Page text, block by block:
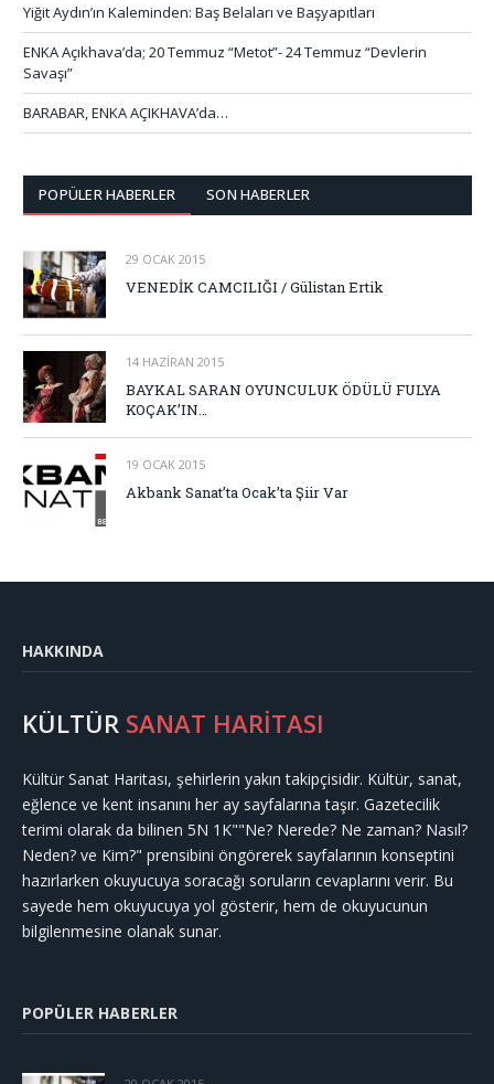
Yiğit Aydın’ın Kaleminden: Baş Belaları ve Başyapıtları
ENKA Açıkhava’da; 20 Temmuz “Metot”- 24 Temmuz “Devlerin
Savaşı”
BARABAR, ENKA AÇIKHAVA’da…
POPÜLER HABERLER SON HABERLER
29 OCAK 2015
VENEDİK CAMCILIĞI / Gülistan Ertik
14 HAZIRAN 2015
BAYKAL SARAN OYUNCULUK ÖDÜLÜ FULYA
KOÇAK’IN…
19 OCAK 2015
Akbank Sanat’ta Ocak’ta Şiir Var
HAKKINDA
KÜLTÜR SANAT HARİTASI
Kültür Sanat Haritası, şehirlerin yakın takipçisidir. Kültür, sanat,
eğlence ve kent insanını her ay sayfalarına taşır. Gazetecilik
terimi olarak da bilinen 5N 1K""Ne? Nerede? Ne zaman? Nasıl?
Neden? ve Kim?" prensibini öngörerek sayfalarının konseptini
hazırlarken okuyucuya soracağı soruların cevaplarını verir. Bu
sayede hem okuyucuya yol gösterir, hem de okuyucunun
bilgilenmesine olanak sunar.
POPÜLER HABERLER